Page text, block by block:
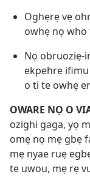
Oghẹrẹ vẹ
owhẹ nọ
Nọ obruoziẹ-
ekpehre
o ti te owhẹ
OWARE NỌ O
ozighi gaga, yọ
omẹ nọ mẹ gbẹ
mẹ nyae ruẹ
te uwou, mẹ rẹ